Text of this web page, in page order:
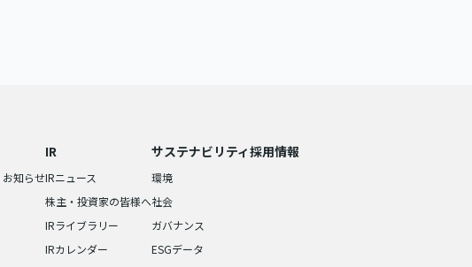
お知らせ
IR
IRニュース
株主・投資家の皆様へ
IRライブラリー
IRカレンダー
サステナビリティ
環境
社会
ガバナンス
ESGデータ
採用情報